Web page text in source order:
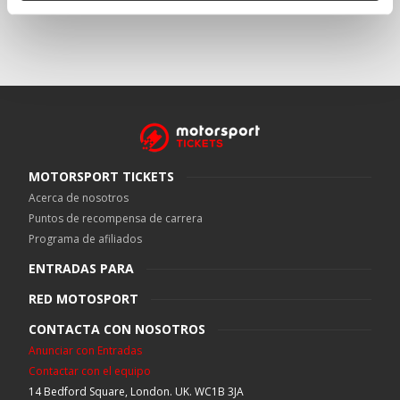
MOTORSPORT TICKETS
Acerca de nosotros
Puntos de recompensa de carrera
Programa de afiliados
ENTRADAS PARA
RED MOTOSPORT
CONTACTA CON NOSOTROS
Anunciar con Entradas
Contactar con el equipo
14 Bedford Square, London. UK. WC1B 3JA